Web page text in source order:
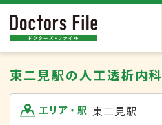
東二見駅の人工透析内科
エリア・駅 東二見駅